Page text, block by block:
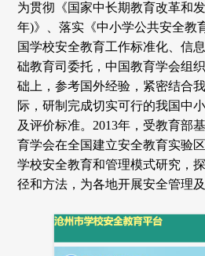
为贯彻《国家中长期教育改革和
年)》、落实《中小学公共安全教
国学校安全教育工作标准化、信
础教育司委托，中国教育学会组
础上，参考国外经验，紧密结合
际，研制完成切实可行的我国中
及评价标准。2013年，受教育部
育学会在全国建立安全教育实验
学校安全教育和管理模式研究，
径和方法，为各地开展安全管理